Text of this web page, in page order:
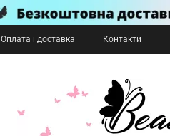
Оплата і доставка Контакти